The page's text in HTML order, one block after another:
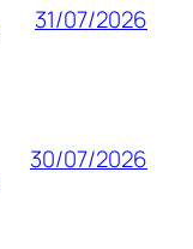
31/07/2026
30/07/2026